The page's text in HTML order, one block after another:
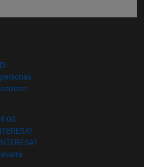
en nueva ventana)
(abre en nueva ventana)
(abre en nueva ventana)
00